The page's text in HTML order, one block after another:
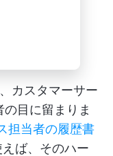
カスタマーサー
目に留まりま
担当者の履歴書
えば、そのハー